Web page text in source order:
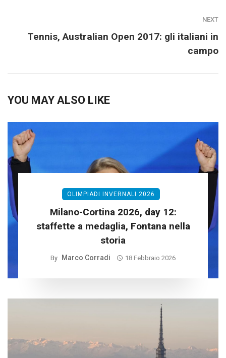
NEXT
Tennis, Australian Open 2017: gli italiani in
campo
YOU MAY ALSO LIKE
OLIMPIADI INVERNALI 2026
Milano-Cortina 2026, day 12:
staffette a medaglia, Fontana nella
storia
By Marco Corradi 18 Febbraio 2026